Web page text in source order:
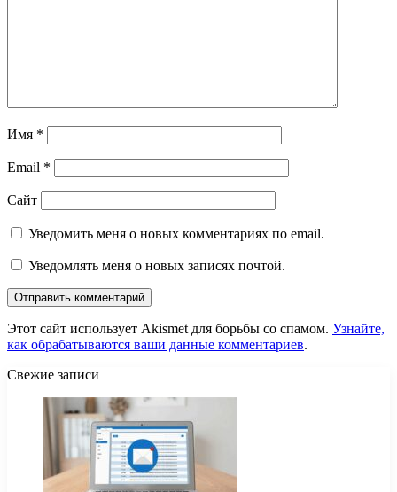
Имя *
Email *
Сайт
Уведомить меня о новых комментариях по email.
Уведомлять меня о новых записях почтой.
Этот сайт использует Akismet для борьбы со спамом. Узнайте,
как обрабатываются ваши данные комментариев.
Свежие записи